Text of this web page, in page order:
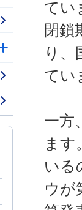
てい
閉鎖
り、
てい
一方
ます
いる
ウが